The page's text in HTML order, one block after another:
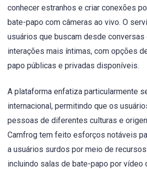
conhecer estranhos e criar conexões
bate-papo com câmeras ao vivo. O
usuários que buscam desde conversas
interações mais íntimas, com opções
papo públicas e privadas disponíveis.
A plataforma enfatiza particularmente
internacional, permitindo que os
pessoas de diferentes culturas e
Camfrog tem feito esforços notáveis
a usuários surdos por meio de
incluindo salas de bate-papo por vídeo